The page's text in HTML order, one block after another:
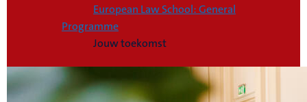
European Law School: General
Programme
Jouw toekomst